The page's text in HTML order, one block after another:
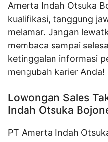
Amerta Indah Otsuka
kualifikasi, tanggung
melamar. Jangan
membaca sampai
ketinggalan informasi
mengubah karier Anda!
Lowongan Sales
Indah Otsuka
PT Amerta Indah